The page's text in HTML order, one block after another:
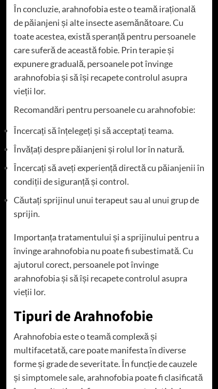
În concluzie, arahnofobia este o teamă irațională
de păianjeni și alte insecte asemănătoare. Cu
toate acestea, există speranță pentru persoanele
care suferă de această fobie. Prin terapie și
expunere graduală, persoanele pot învinge
arahnofobia și să își recapete controlul asupra
vieții lor.
Recomandări pentru persoanele cu arahnofobie:
Încercați să înțelegeți și să acceptați teama.
Învățați despre păianjeni și rolul lor în natură.
Încercați să aveți experiență directă cu păianjenii în
condiții de siguranță și control.
Căutați sprijinul unui terapeut sau al unui grup de
sprijin.
Importanța tratamentului și a sprijinului pentru a
învinge arahnofobia nu poate fi subestimată. Cu
ajutorul corect, persoanele pot învinge
arahnofobia și să își recapete controlul asupra
vieții lor.
Tipuri de Arahnofobie
Arahnofobia este o teamă complexă și
multifacetată, care poate manifesta în diverse
forme și grade de severitate. În funcție de cauzele
și simptomele sale, arahnofobia poate fi clasificată